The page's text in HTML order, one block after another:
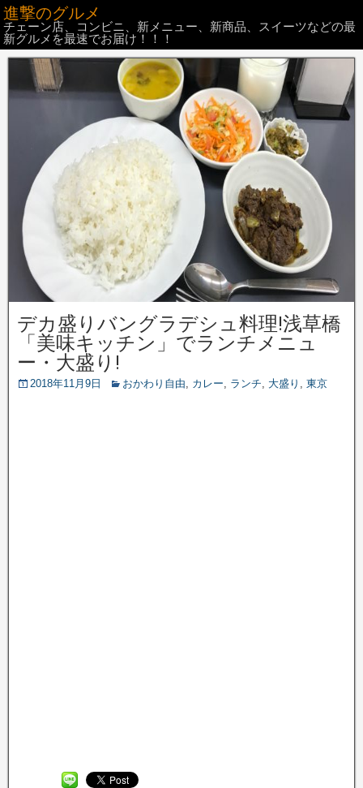
進撃のグルメ
チェーン店、コンビニ、新メニュー、新商品、スイーツなどの最
新グルメを最速でお届け！！！
デカ盛りバングラデシュ料理!浅草橋
「美味キッチン」でランチメニュ
ー・大盛り!
2018年11月9日 おかわり自由, カレー, ランチ, 大盛り , 東京